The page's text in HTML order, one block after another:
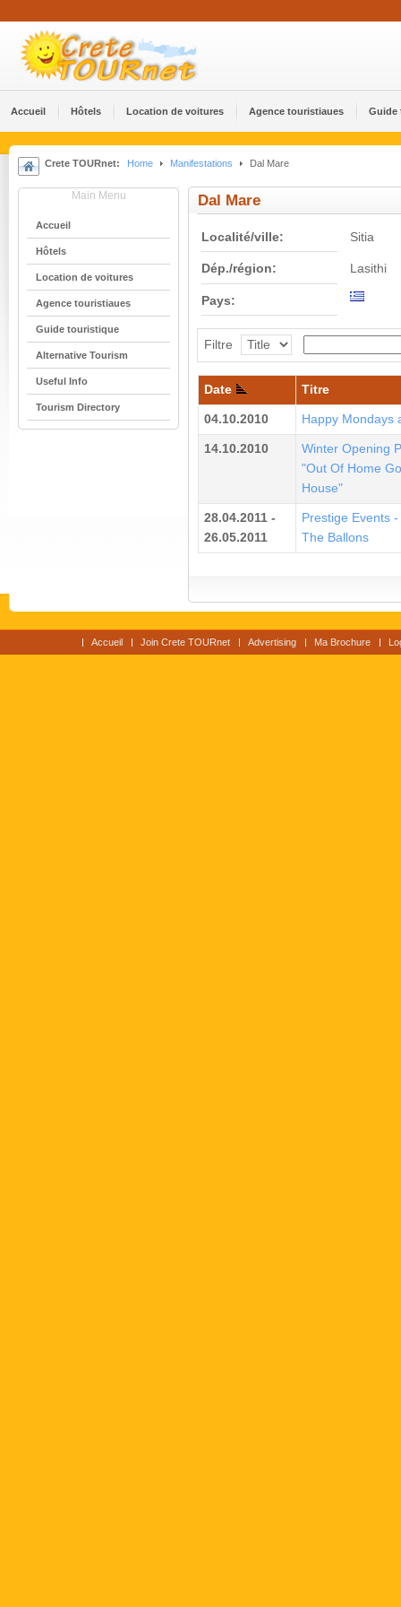
Accueil Hôtels Location de voitures Agence touristiaues Guide
Crete TOURnet: Home Manifestations Dal Mare
Main Menu
Accueil
Hôtels
Location de voitures
Agence touristiaues
Guide touristique
Alternative Tourism
Useful Info
Tourism Directory
Dal Mare
Localité/ville: Sitia
Dép./région: Lasithi
Pays:
Filtre
Date Titre
04.10.2010 Happy Mondays
14.10.2010
Winter Opening
"Out Of Home
House"
28.04.2011 -
26.05.2011
Prestige Events
The Ballons
Accueil Join Crete TOURnet Advertising Ma Brochure